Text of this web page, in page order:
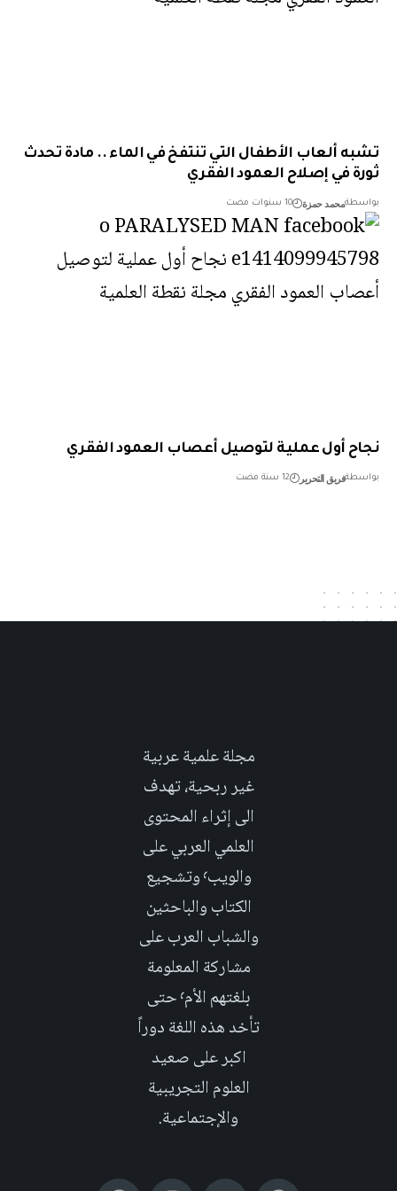
ألعاب الأطفال التي تنتفخ في الماء .. مادة تحدث
في إصلاح العمود الفقري
محمد حمزة 10 سنوات مضت
أول عملية لتوصيل أعصاب العمود الفقري
فريق التحرير 12 سنة مضت
مجلة علمية عربية
غير ربحية، تهدف
الى إثراء المحتوى
العلمي العربي على
والويب٬ وتشجيع
الكتاب والباحثين
والشباب العرب على
مشاركة المعلومة
بلغتهم الأم٬ حتى
تأخد هذه اللغة دوراً
اكبر على صعيد
العلوم التجريبية
والإجتماعية.